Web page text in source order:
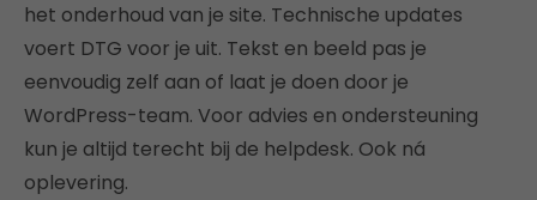
het onderhoud van je site. Technische updates
voert DTG voor je uit. Tekst en beeld pas je
eenvoudig zelf aan of laat je doen door je
WordPress-team. Voor advies en ondersteuning
kun je altijd terecht bij de helpdesk. Ook ná
oplevering.